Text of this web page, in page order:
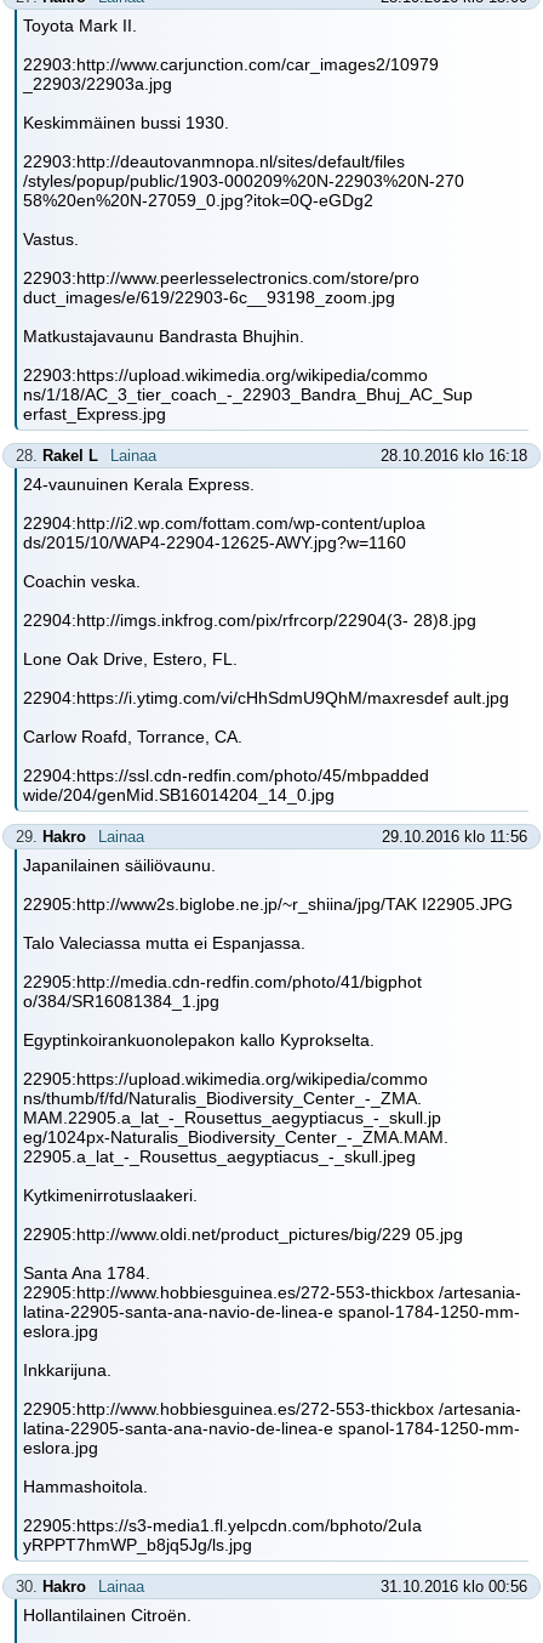
Toyota Mark II.
22903:http://www.carjunction.com/car_images2/10979
_22903/22903a.jpg
Keskimmäinen bussi 1930.
22903:http://deautovanmnopa.nl/sites/default/files
/styles/popup/public/1903-000209%20N-22903%20N-270
58%20en%20N-27059_0.jpg?itok=0Q-eGDg2
Vastus.
22903:http://www.peerlesselectronics.com/store/pro
duct_images/e/619/22903-6c__93198_zoom.jpg
Matkustajavaunu Bandrasta Bhujhin.
22903:https://upload.wikimedia.org/wikipedia/commo
ns/1/18/AC_3_tier_coach_-_22903_Bandra_Bhuj_AC_Sup
erfast_Express.jpg
28. Rakel L Lainaa 28.10.2016 klo 16:18
24-vaunuinen Kerala Express.
22904:http://i2.wp.com/fottam.com/wp-content/uploa
ds/2015/10/WAP4-22904-12625-AWY.jpg?w=1160
Coachin veska.
22904:http://imgs.inkfrog.com/pix/rfrcorp/22904(3- 28)8.jpg
Lone Oak Drive, Estero, FL.
22904:https://i.ytimg.com/vi/cHhSdmU9QhM/maxresdef ault.jpg
Carlow Roafd, Torrance, CA.
22904:https://ssl.cdn-redfin.com/photo/45/mbpadded
wide/204/genMid.SB16014204_14_0.jpg
29. Hakro Lainaa 29.10.2016 klo 11:56
Japanilainen säiliövaunu.
22905:http://www2s.biglobe.ne.jp/~r_shiina/jpg/TAK I22905.JPG
Talo Valeciassa mutta ei Espanjassa.
22905:http://media.cdn-redfin.com/photo/41/bigphot
o/384/SR16081384_1.jpg
Egyptinkoirankuonolepakon kallo Kyprokselta.
22905:https://upload.wikimedia.org/wikipedia/commo
ns/thumb/f/fd/Naturalis_Biodiversity_Center_-_ZMA.
MAM.22905.a_lat_-_Rousettus_aegyptiacus_-_skull.jp
eg/1024px-Naturalis_Biodiversity_Center_-_ZMA.MAM.
22905.a_lat_-_Rousettus_aegyptiacus_-_skull.jpeg
Kytkimenirrotuslaakeri.
22905:http://www.oldi.net/product_pictures/big/229 05.jpg
Santa Ana 1784.
22905:http://www.hobbiesguinea.es/272-553-thickbox /artesania-
latina-22905-santa-ana-navio-de-linea-e spanol-1784-1250-mm-
eslora.jpg
Inkkarijuna.
22905:http://www.hobbiesguinea.es/272-553-thickbox /artesania-
latina-22905-santa-ana-navio-de-linea-e spanol-1784-1250-mm-
eslora.jpg
Hammashoitola.
22905:https://s3-media1.fl.yelpcdn.com/bphoto/2uIa
yRPPT7hmWP_b8jq5Jg/ls.jpg
30. Hakro Lainaa 31.10.2016 klo 00:56
Hollantilainen Citroën.